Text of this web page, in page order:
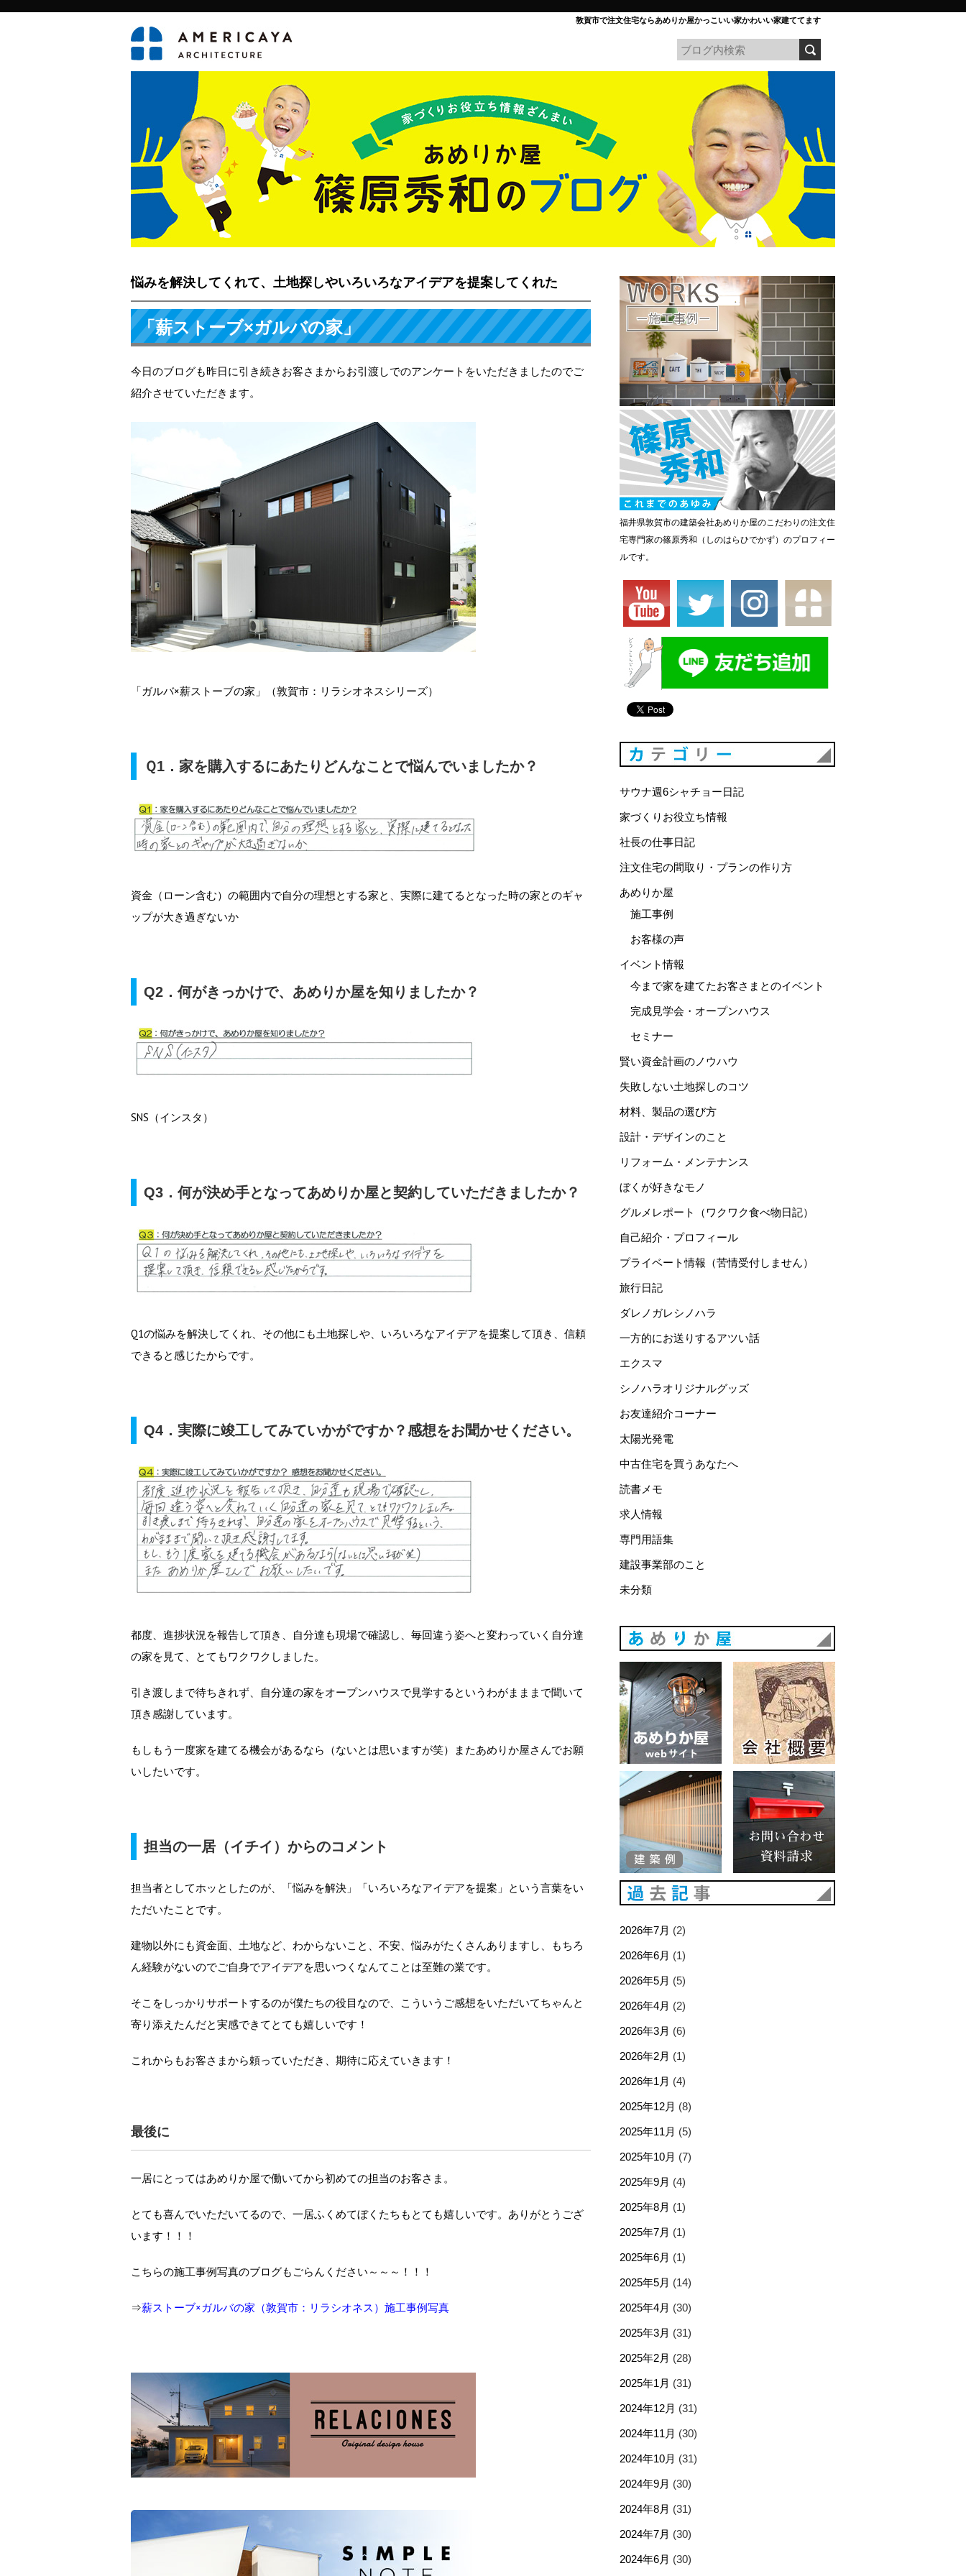
敦賀市で注文住宅ならあめりか屋かっこいい家かわいい家建ててます
悩みを解決してくれて、土地探しやいろいろなアイデアを提案してくれた
「薪ストーブ×ガルバの家」
今日のブログも昨日に引き続きお客さまからお引渡しでのアンケートをいただきましたのでご
紹介させていただきます。
「ガルバ×薪ストーブの家」（敦賀市：リラシオネスシリーズ）
Ｑ1．家を購入するにあたりどんなことで悩んでいましたか？
資金（ローン含む）の範囲内で自分の理想とする家と、実際に建てるとなった時の家とのギャ
ップが大き過ぎないか
Q2．何がきっかけで、あめりか屋を知りましたか？
SNS（インスタ）
Q3．何が決め手となってあめりか屋と契約していただきましたか？
Q1の悩みを解決してくれ、その他にも土地探しや、いろいろなアイデアを提案して頂き、信頼
できると感じたからです。
Q4．実際に竣工してみていかがですか？感想をお聞かせください。
都度、進捗状況を報告して頂き、自分達も現場で確認し、毎回違う姿へと変わっていく自分達
の家を見て、とてもワクワクしました。
引き渡しまで待ちきれず、自分達の家をオープンハウスで見学するというわがまままで聞いて
頂き感謝しています。
もしもう一度家を建てる機会があるなら（ないとは思いますが笑）またあめりか屋さんでお願
いしたいです。
担当の一居（イチイ）からのコメント
担当者としてホッとしたのが、「悩みを解決」「いろいろなアイデアを提案」という言葉をい
ただいたことです。
建物以外にも資金面、土地など、わからないこと、不安、悩みがたくさんありますし、もちろ
ん経験がないのでご自身でアイデアを思いつくなんてことは至難の業です。
そこをしっかりサポートするのが僕たちの役目なので、こういうご感想をいただいてちゃんと
寄り添えたんだと実感できてとても嬉しいです！
これからもお客さまから頼っていただき、期待に応えていきます！
最後に
一居にとってはあめりか屋で働いてから初めての担当のお客さま。
とても喜んでいただいてるので、一居ふくめてぼくたちもとても嬉しいです。ありがとうござ
います！！！
こちらの施工事例写真のブログもごらんください～～～！！！
⇒薪ストーブ×ガルバの家（敦賀市：リラシオネス）施工事例写真
福井県敦賀市の建築会社あめりか屋のこだわりの注文住
宅専門家の篠原秀和（しのはらひでかず）のプロフィー
ルです。
サウナ週6シャチョー日記
家づくりお役立ち情報
社長の仕事日記
注文住宅の間取り・プランの作り方
あめりか屋
施工事例
お客様の声
イベント情報
今まで家を建てたお客さまとのイベント
完成見学会・オープンハウス
セミナー
賢い資金計画のノウハウ
失敗しない土地探しのコツ
材料、製品の選び方
設計・デザインのこと
リフォーム・メンテナンス
ぼくが好きなモノ
グルメレポート（ワクワク食べ物日記）
自己紹介・プロフィール
プライベート情報（苦情受付しません）
旅行日記
ダレノガレシノハラ
一方的にお送りするアツい話
エクスマ
シノハラオリジナルグッズ
お友達紹介コーナー
太陽光発電
中古住宅を買うあなたへ
読書メモ
求人情報
専門用語集
建設事業部のこと
未分類
あめりか屋WEBサイト
2026年7月 (2)
2026年6月 (1)
2026年5月 (5)
2026年4月 (2)
2026年3月 (6)
2026年2月 (1)
2026年1月 (4)
2025年12月 (8)
2025年11月 (5)
2025年10月 (7)
2025年9月 (4)
2025年8月 (1)
2025年7月 (1)
2025年6月 (1)
2025年5月 (14)
2025年4月 (30)
2025年3月 (31)
2025年2月 (28)
2025年1月 (31)
2024年12月 (31)
2024年11月 (30)
2024年10月 (31)
2024年9月 (30)
2024年8月 (31)
2024年7月 (30)
2024年6月 (30)